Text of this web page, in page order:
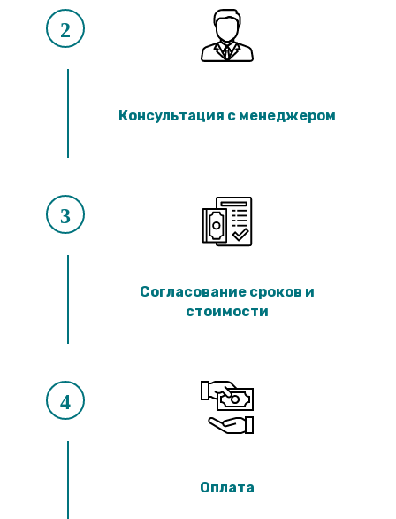
2
Консультация с менеджером
3
Согласование сроков и
стоимости
4
Оплата